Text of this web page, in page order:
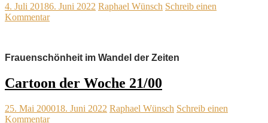
4. Juli 20186. Juni 2022 Raphael Wünsch Schreib einen
Kommentar
Frauenschönheit im Wandel der Zeiten
Cartoon der Woche 21/00
25. Mai 200018. Juni 2022 Raphael Wünsch Schreib einen
Kommentar